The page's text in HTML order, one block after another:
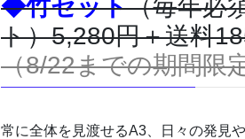
◆竹セット（毎年必
ト）5,280円＋送料
（8/22までの期間限
常に全体を見渡せるA3、日々の発見